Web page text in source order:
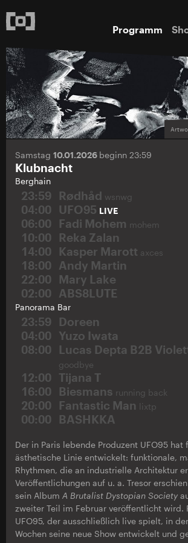
Programm
Samstag 10.01.2026 beginn 23:59
Klubnacht
Berghain
23:59 Rødhåd wsnwg
04:00 UFO95 LIVE
06:00 Fadi Mohem mohem
10:00
Reka Zalan
14:00
Kasper Marott axces
18:00
Andy Martin
22:00
Mary Lake
02:00
ABS8LUTE
Panorama Bar
23:59
Doreen
04:00
Yuzo Iwata
08:00
Lucas Depta B2B
goodbye
12:00
Tijana T
16:00
Biesmans running back
20:00 Fantastic Man lixtp
00:00 BASHKKA
Der in Paris lebende Produzent UFO95 hat
ästhetische Linie entwickelt: funktionale,
Rhythmen, die an industrielle Architektur
Veröffentlichungen auf u. a. Tresor
sein Album A Brutalist Dystopian Society
zweiter Teil im Februar veröffentlicht wird.
UFO95, der ausschließlich live spielt, in
Wochen seine neue Show entwickelt und